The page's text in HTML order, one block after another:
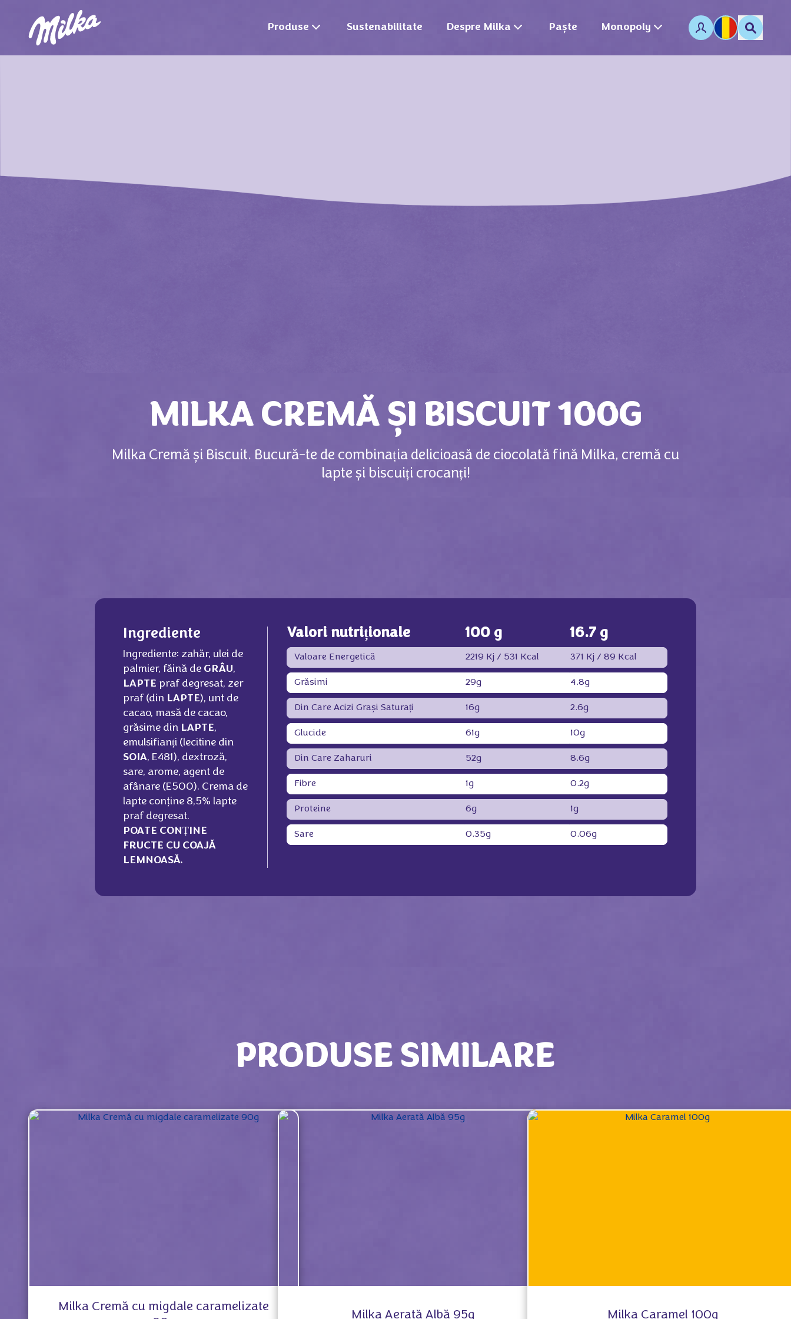
Produse Sustenabilitate Despre Milka Paște Monopoly
MILKA CREMĂ ȘI BISCUIT 100G
Milka Cremă și Biscuit. Bucură-te de combinația delicioasă de ciocolată fină Milka, cremă cu
lapte și biscuiți crocanți!
Ingrediente
Ingrediente: zahăr, ulei de
palmier, făină de GRÂU,
LAPTE praf degresat, zer
praf (din LAPTE), unt de
cacao, masă de cacao,
grăsime din LAPTE,
emulsifianți (lecitine din
SOIA, E481), dextroză,
sare, arome, agent de
afânare (E500). Crema de
lapte conţine 8,5% lapte
praf degresat.
POATE CONȚINE
FRUCTE CU COAJĂ
LEMNOASĂ.
Valori nutriționale 100 g 16.7 g
Valoare Energetică 2219 Kj / 531 Kcal 371 Kj / 89 Kcal
Grăsimi 29g 4.8g
Din Care Acizi Grași Saturați 16g 2.6g
Glucide 61g 10g
Din Care Zaharuri 52g 8.6g
Fibre 1g 0.2g
Proteine 6g 1g
Sare 0.35g 0.06g
PRODUSE SIMILARE
Milka Cremă cu migdale caramelizate
Milka Aerată Albă 95g Milka Caramel 100g